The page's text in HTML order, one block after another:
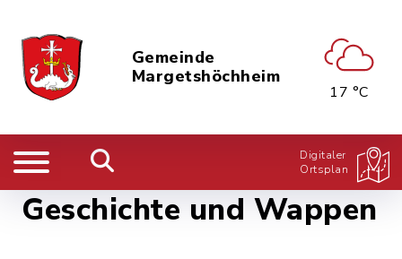
Gemeinde
Margetshöchheim
17 °C
Digitaler
Ortsplan
Geschichte und Wappen